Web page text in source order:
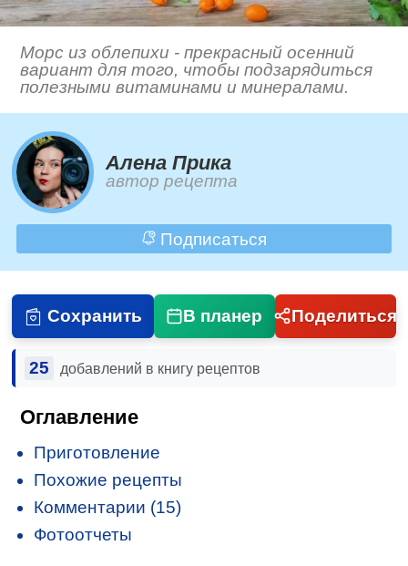
Морс из облепихи - прекрасный осенний
вариант для того, чтобы подзарядиться
полезными витаминами и минералами.
Алена Прика
автор рецепта
Подписаться
Сохранить В планер Поделиться
25 добавлений в книгу рецептов
Оглавление
Приготовление
Похожие рецепты
Комментарии (15)
Фотоотчеты